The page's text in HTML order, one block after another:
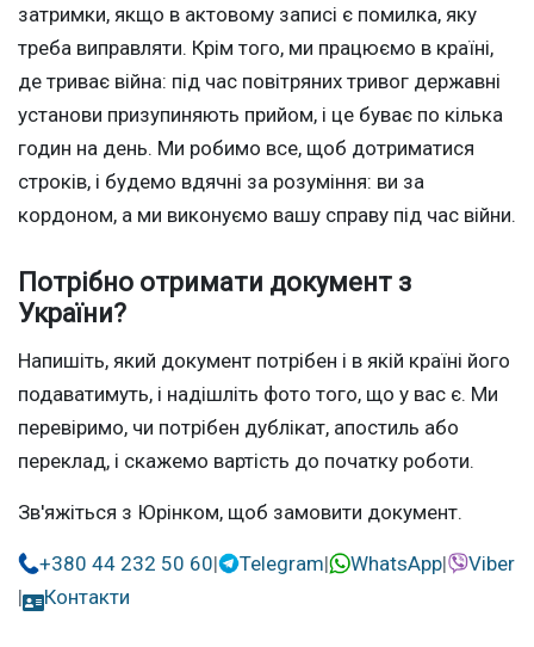
затримки, якщо в актовому записі є помилка, яку
треба виправляти. Крім того, ми працюємо в країні,
де триває війна: під час повітряних тривог державні
установи призупиняють прийом, і це буває по кілька
годин на день. Ми робимо все, щоб дотриматися
строків, і будемо вдячні за розуміння: ви за
кордоном, а ми виконуємо вашу справу під час війни.
Потрібно отримати документ з
України?
Напишіть, який документ потрібен і в якій країні його
подаватимуть, і надішліть фото того, що у вас є. Ми
перевіримо, чи потрібен дублікат, апостиль або
переклад, і скажемо вартість до початку роботи.
Зв'яжіться з Юрінком, щоб замовити документ.
+380 44 232 50 60| Telegram| WhatsApp|
Viber
|
Контакти